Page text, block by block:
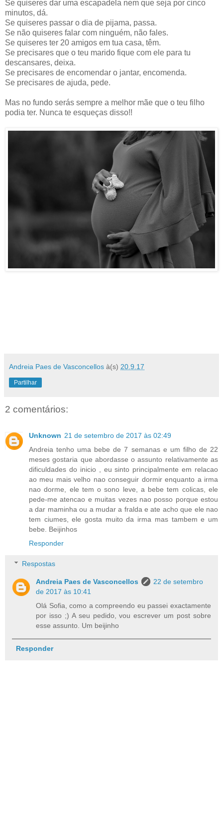
Se quiseres dar uma escapadela nem que seja por cinco
minutos, dá.
Se quiseres passar o dia de pijama, passa.
Se não quiseres falar com ninguém, não fales.
Se quiseres ter 20 amigos em tua casa, têm.
Se precisares que o teu marido fique com ele para tu
descansares, deixa.
Se precisares de encomendar o jantar, encomenda.
Se precisares de ajuda, pede.
Mas no fundo serás sempre a melhor mãe que o teu filho
podia ter. Nunca te esqueças disso!!
Andreia Paes de Vasconcellos à(s) 20.9.17
Partilhar
2 comentários:
Unknown 21 de setembro de 2017 às 02:49
Andreia tenho uma bebe de 7 semanas e um filho de 22
meses gostaria que abordasse o assunto relativamente as
dificuldades do inicio , eu sinto principalmente em relacao
ao meu mais velho nao conseguir dormir enquanto a irma
nao dorme, ele tem o sono leve, a bebe tem colicas, ele
pede-me atencao e muitas vezes nao posso porque estou
a dar maminha ou a mudar a fralda e ate acho que ele nao
tem ciumes, ele gosta muito da irma mas tambem e um
bebe. Beijinhos
Responder
Respostas
Andreia Paes de Vasconcellos
22 de setembro
de 2017 às 10:41
Olá Sofia, como a compreendo eu passei exactamente
por isso ;) A seu pedido, vou escrever um post sobre
esse assunto. Um beijinho
Responder